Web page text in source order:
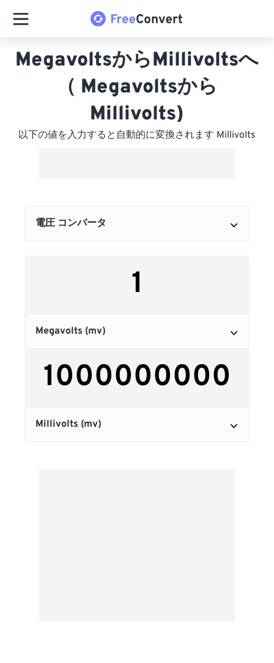
MegavoltsからMillivoltsへ
（ Megavoltsから
Millivolts)
以下の値を入力すると自動的に変換されます Millivolts